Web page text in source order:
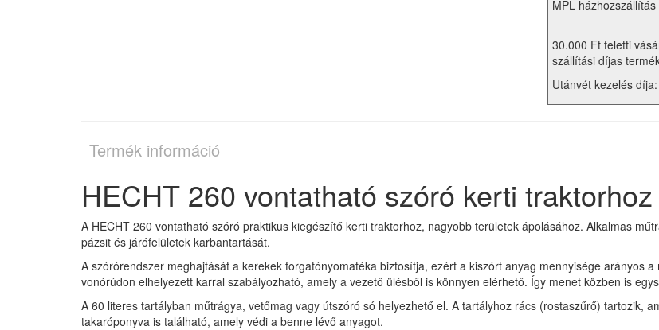
MPL
30.000 Ft feletti
szállítási díjas
Utánvét kezelés
Termék információ
HECHT 260 vontatható szóró kerti
A HECHT 260 vontatható szóró praktikus kiegészítő kerti traktorhoz, nagyobb területek ápolásához. Alkalmas
pázsit és járófelületek karbantartását.
A szórórendszer meghajtását a kerekek forgatónyomatéka biztosítja, ezért a kiszórt anyag mennyisége arányos
vonórúdon elhelyezett karral szabályozható, amely a vezető ülésből is könnyen elérhető. Így menet közben is
A 60 literes tartályban műtrágya, vetőmag vagy útszóró só helyezhető el. A tartályhoz rács (rostaszűrő) tartozik,
takaróponyva is található, amely védi a benne lévő anyagot.